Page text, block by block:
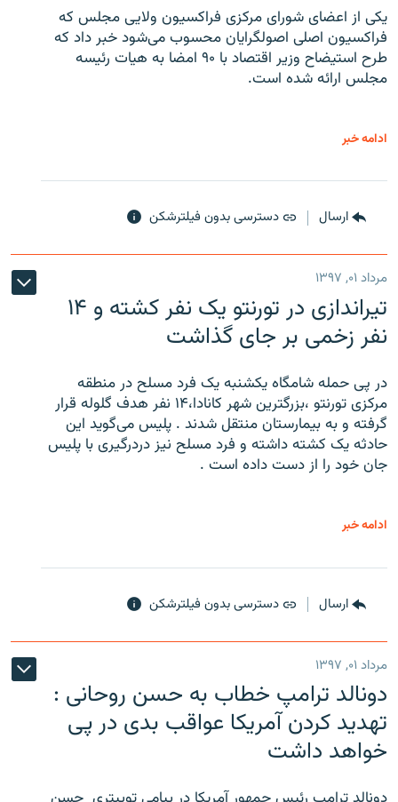
یکی از اعضای شورای مرکزی فراکسیون ولایی مجلس که
فراکسیون اصلی اصولگرایان محسوب می‌شود خبر داد که
طرح استیضاح وزیر اقتصاد با ۹۰ امضا به هیات رئیسه
مجلس ارائه شده است.
ادامه خبر
ارسال دسترسی بدون فیلترشکن
مرداد ۰۱, ۱۳۹۷
تیراندازی در تورنتو یک نفر کشته و ۱۴
نفر زخمی بر جای گذاشت
در پی حمله شامگاه یکشنبه یک فرد مسلح در منطقه
مرکزی تورنتو ،‌بزرگترین شهر کانادا،۱۴ نفر هدف گلوله قرار
گرفته و به بیمارستان منتقل شدند . پلیس می‌گوید این
حادثه یک کشته داشته و فرد مسلح نیز دردرگیری با پلیس
جان خود را از دست داده است .
ادامه خبر
ارسال دسترسی بدون فیلترشکن
مرداد ۰۱, ۱۳۹۷
دونالد ترامپ خطاب به حسن روحانی :
تهدید کردن آمریکا عواقب بدی در پی
خواهد داشت